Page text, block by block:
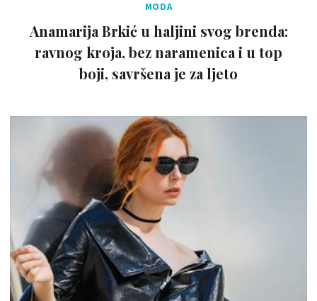
MODA
Anamarija Brkić u haljini svog brenda:
ravnog kroja, bez naramenica i u top
boji, savršena je za ljeto